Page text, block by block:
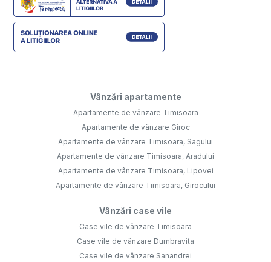
Vânzări apartamente
Apartamente de vânzare Timisoara
Apartamente de vânzare Giroc
Apartamente de vânzare Timisoara, Sagului
Apartamente de vânzare Timisoara, Aradului
Apartamente de vânzare Timisoara, Lipovei
Apartamente de vânzare Timisoara, Girocului
Vânzări case vile
Case vile de vânzare Timisoara
Case vile de vânzare Dumbravita
Case vile de vânzare Sanandrei